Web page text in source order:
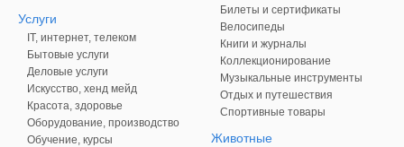
Услуги
IT, интернет, телеком
Бытовые услуги
Деловые услуги
Искусство, хенд мейд
Красота, здоровье
Оборудование, производство
Обучение, курсы
Билеты и сертификаты
Велосипеды
Книги и журналы
Коллекционирование
Музыкальные инструменты
Отдых и путешествия
Спортивные товары
Животные